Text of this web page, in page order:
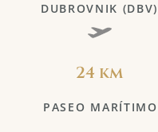
DUBROVNIK (DBV)
24 km
PASEO